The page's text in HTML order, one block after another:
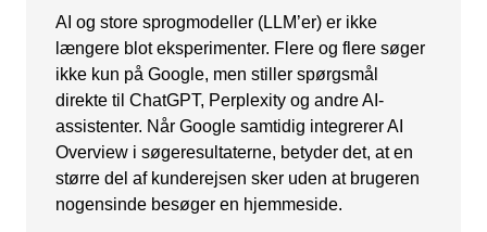
AI og store sprogmodeller (LLM’er) er ikke
længere blot eksperimenter. Flere og flere søger
ikke kun på Google, men stiller spørgsmål
direkte til ChatGPT, Perplexity og andre AI-
assistenter. Når Google samtidig integrerer AI
Overview i søgeresultaterne, betyder det, at en
større del af kunderejsen sker uden at brugeren
nogensinde besøger en hjemmeside.